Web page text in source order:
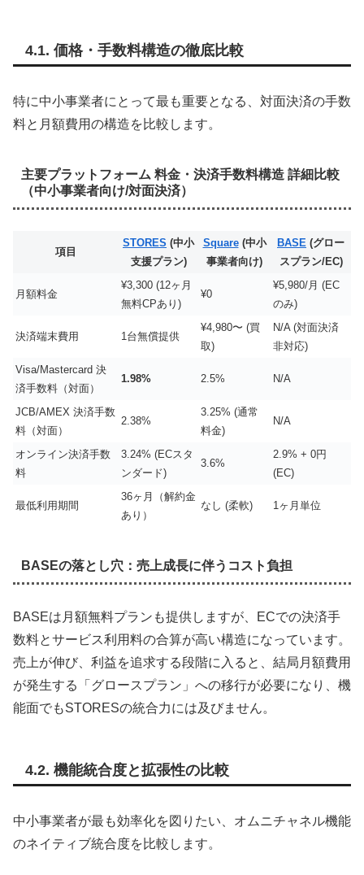
4.1. 価格・手数料構造の徹底比較
特に中小事業者にとって最も重要となる、対面決済の手数
料と月額費用の構造を比較します。
主要プラットフォーム 料金・決済手数料構造 詳細比較
（中小事業者向け/対面決済）
項目
STORES (中小
支援プラン)
Square(中小
事業者向け)
BASE (グロー
スプラン/EC)
月額料金
¥3,300 (12ヶ月
無料CPあり )
¥0
¥5,980/月 (EC
のみ)
決済端末費用 1台無償提供
¥4,980〜 (買
取)
N/A (対面決済
非対応)
Visa/Mastercard 決
済手数料（対面）
1.98% 2.5% N/A
JCB/AMEX 決済手数
料（対面）
2.38%
3.25% (通常
料金)
N/A
オンライン決済手数
料
3.24% (ECスタ
ンダード)
3.6%
2.9% + 0円
(EC)
最低利用期間
36ヶ月（解約金
あり）
なし (柔軟) 1ヶ月単位
BASEの落とし穴：売上成長に伴うコスト負担
BASEは月額無料プランも提供しますが、ECでの決済手
数料とサービス利用料の合算が高い構造になっています。
売上が伸び、利益を追求する段階に入ると、結局月額費用
が発生する「グロースプラン」への移行が必要になり、機
能面でもSTORESの統合力には及びません。
4.2. 機能統合度と拡張性の比較
中小事業者が最も効率化を図りたい、オムニチャネル機能
のネイティブ統合度を比較します。